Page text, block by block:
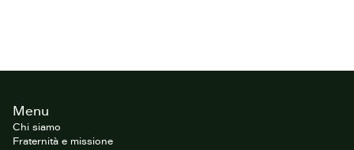
FooterMenu
Chi siamo
Fraternità e missione